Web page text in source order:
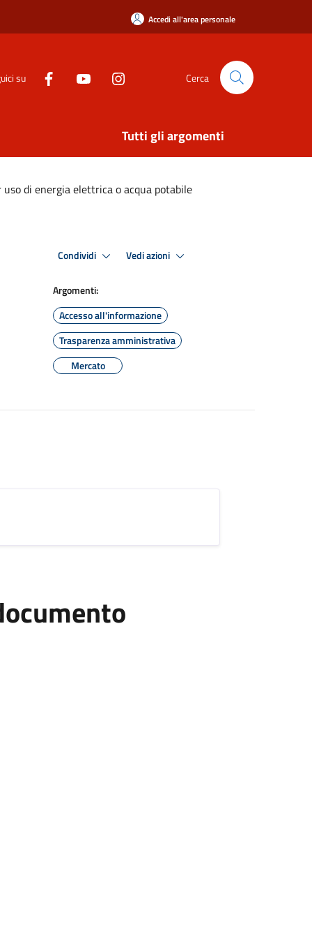
Accedi all'area personale
su Cerca
Tutti gli argomenti
di energia elettrica o acqua potabile
Condividi Vedi azioni
Argomenti:
Accesso all'informazione
Trasparenza amministrativa
Mercato